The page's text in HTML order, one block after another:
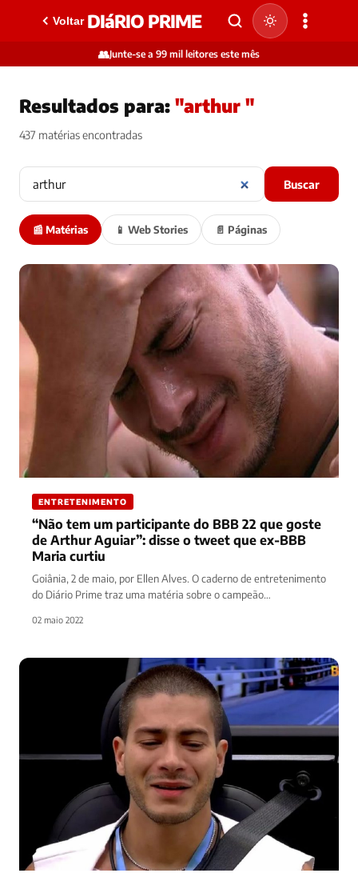
Voltar DIáRIO PRIME
👥Junte-se a 99 mil leitores este mês
Resultados para: "arthur "
437 matérias encontradas
Buscar
📰 Matérias 📱 Web Stories 📄 Páginas
ENTRETENIMENTO
“Não tem um participante do BBB 22 que goste
de Arthur Aguiar”: disse o tweet que ex-BBB
Maria curtiu
Goiânia, 2 de maio, por Ellen Alves. O caderno de entretenimento
do Diário Prime traz uma matéria sobre o campeão…
02 maio 2022